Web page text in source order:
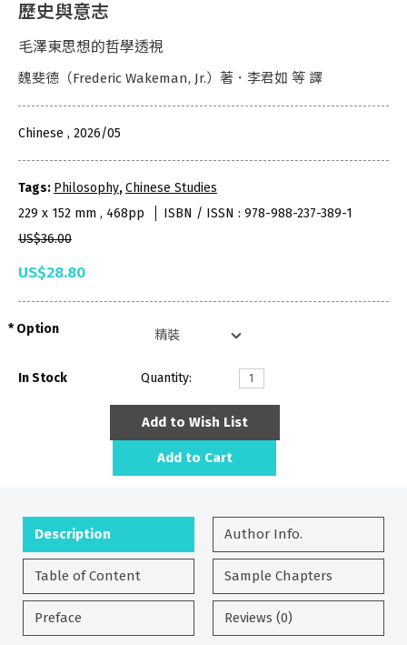
歷史與意志
毛澤東思想的哲學透視
魏斐德（Frederic Wakeman, Jr.）著．李君如 等 譯
Chinese , 2026/05
Tags: Philosophy,Chinese Studies
229 x 152 mm , 468pp
ISBN / ISSN : 978-988-237-389-1
US$36.00
US$28.80
Option
In Stock Quantity:
Add to Wish List
Add to Cart
Description Author Info.
Table of Content Sample Chapters
Preface Reviews (0)